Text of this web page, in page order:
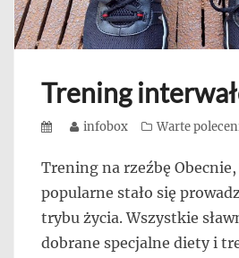
Trening
PostedAuthor
infobox Categories
Warte
Trening na rzeźbę
popularne stało się
trybu życia. Wszystkie
dobrane specjalne diety i